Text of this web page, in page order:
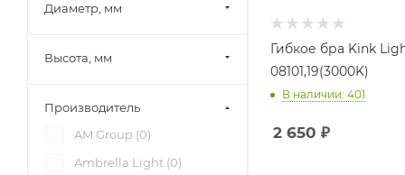
Гибкое бра Kink
08101,19(3000K)
В наличии: 401
2 650 ₽
Диаметр, мм
Высота, мм
Производитель
AM Group (0)
Ambrella Light (0)